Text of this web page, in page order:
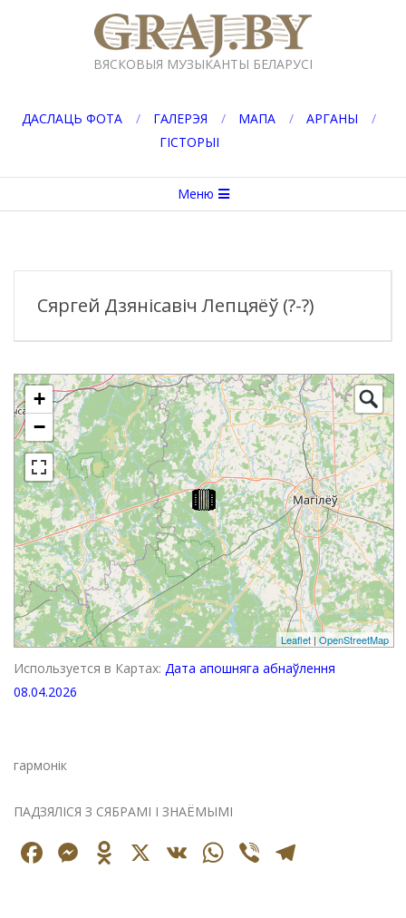
GRAJ.BY
ВЯСКОВЫЯ МУЗЫКАНТЫ БЕЛАРУСІ
ДАСЛАЦЬ ФОТА ГАЛЕРЭЯ МАПА
АРГАНЫ
ГІСТОРЫІ
меню
Меню
Сяргей Дзянісавіч Лепцяёў (?-?)
+
−
Leaflet | OpenStreetMap
Используется в Картах: Дата апошняга абнаўлення
08.04.2026
гармонік
ПАДЗЯЛІСЯ З СЯБРАМІ І ЗНАЁМЫМІ
Facebook
Messenger
Odnoklassniki
X VK WhatsApp
Viber